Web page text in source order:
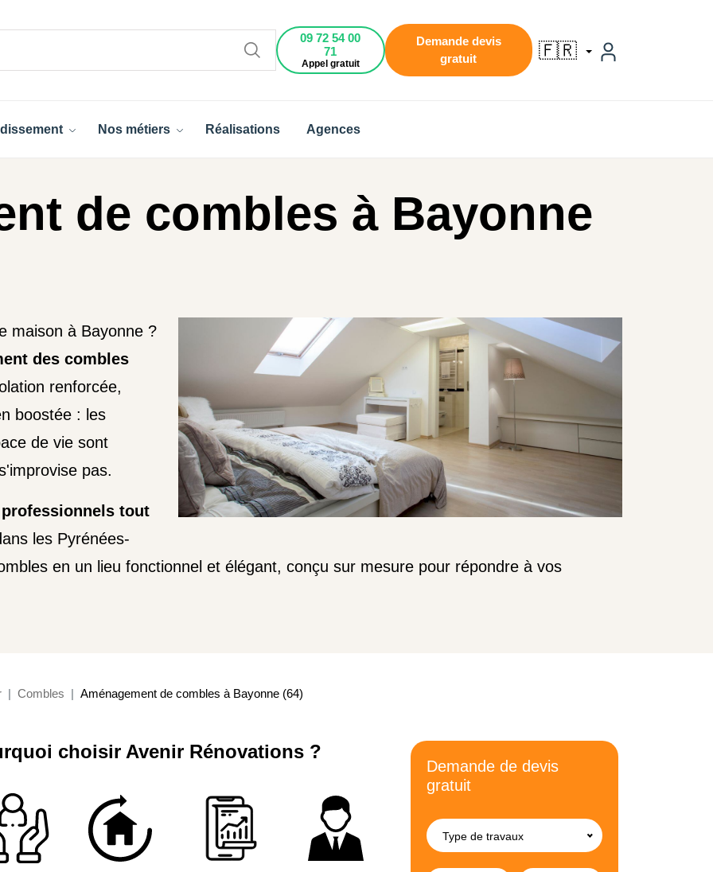
09 72 54 00
71
Appel gratuit
Demande devis
gratuit
🇫🇷
Nos métiers Réalisations Agences
de combles à Bayonne
maison à Bayonne ?
des combles
renforcée,
boostée : les
de vie sont
pas.
tout
les Pyrénées-
en un lieu fonctionnel et élégant, conçu sur mesure pour répondre à vos
Combles Aménagement de combles à Bayonne (64)
choisir Avenir Rénovations ?
Demande de devis
gratuit
Type de travaux